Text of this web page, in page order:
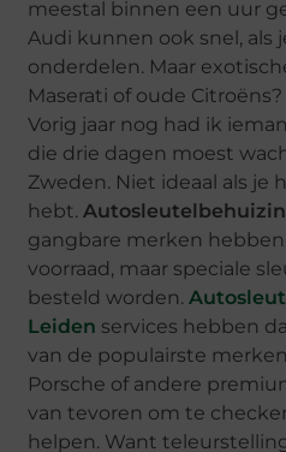
meestal binnen een uur
Audi kunnen ook snel, als
onderdelen. Maar
Maserati of oude
Vorig jaar nog had ik
die drie dagen moest
Zweden. Niet ideaal als je
hebt.
gangbare merken
voorraad, maar speciale
besteld worden.
Leiden services hebben
van de populairste
Porsche of andere
van tevoren om te
helpen. Want